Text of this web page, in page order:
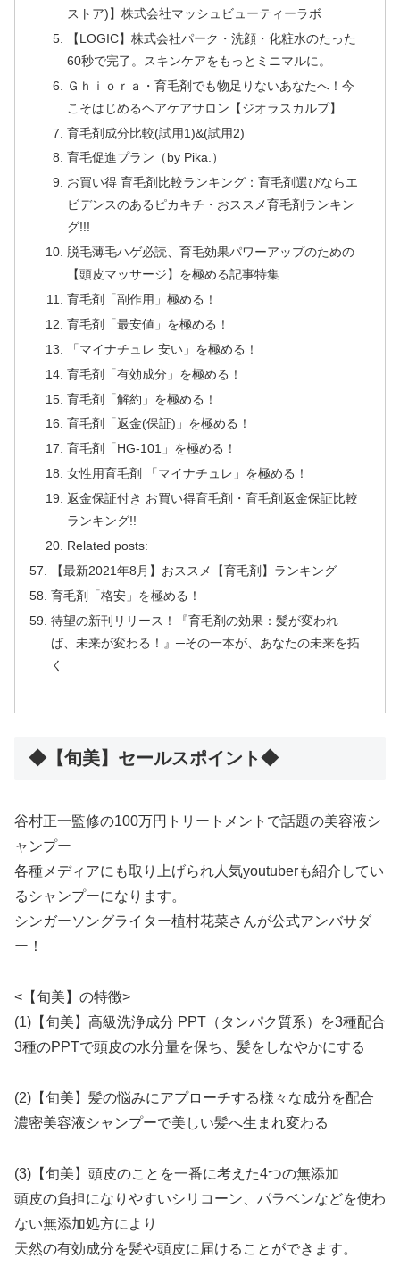
ストア)】株式会社マッシュビューティーラボ
【LOGIC】株式会社パーク・洗顔・化粧水のたった
60秒で完了。スキンケアをもっとミニマルに。
Ｇｈｉｏｒａ・育毛剤でも物足りないあなたへ！今
こそはじめるヘアケアサロン【ジオラスカルプ】
育毛剤成分比較(試用1)&(試用2)
育毛促進プラン（by Pika.）
お買い得 育毛剤比較ランキング：育毛剤選びならエ
ビデンスのあるピカキチ・おススメ育毛剤ランキン
グ!!!
脱毛薄毛ハゲ必読、育毛効果パワーアップのための
【頭皮マッサージ】を極める記事特集
育毛剤「副作用」極める！
育毛剤「最安値」を極める！
「マイナチュレ 安い」を極める！
育毛剤「有効成分」を極める！
育毛剤「解約」を極める！
育毛剤「返金(保証)」を極める！
育毛剤「HG-101」を極める！
女性用育毛剤 「マイナチュレ」を極める！
返金保証付き お買い得育毛剤・育毛剤返金保証比較
ランキング!!
Related posts:
【最新2021年8月】おススメ【育毛剤】ランキング
育毛剤「格安」を極める！
待望の新刊リリース！『育毛剤の効果：髪が変われ
ば、未来が変わる！』─その一本が、あなたの未来を拓
く
◆【旬美】セールスポイント◆
谷村正一監修の100万円トリートメントで話題の美容液シ
ャンプー
各種メディアにも取り上げられ人気youtuberも紹介してい
るシャンプーになります。
シンガーソングライター植村花菜さんが公式アンバサダ
ー！
<【旬美】の特徴>
(1)【旬美】高級洗浄成分 PPT（タンパク質系）を3種配合
3種のPPTで頭皮の水分量を保ち、髪をしなやかにする
(2)【旬美】髪の悩みにアプローチする様々な成分を配合
濃密美容液シャンプーで美しい髪へ生まれ変わる
(3)【旬美】頭皮のことを一番に考えた4つの無添加
頭皮の負担になりやすいシリコーン、パラベンなどを使わ
ない無添加処方により
天然の有効成分を髪や頭皮に届けることができます。